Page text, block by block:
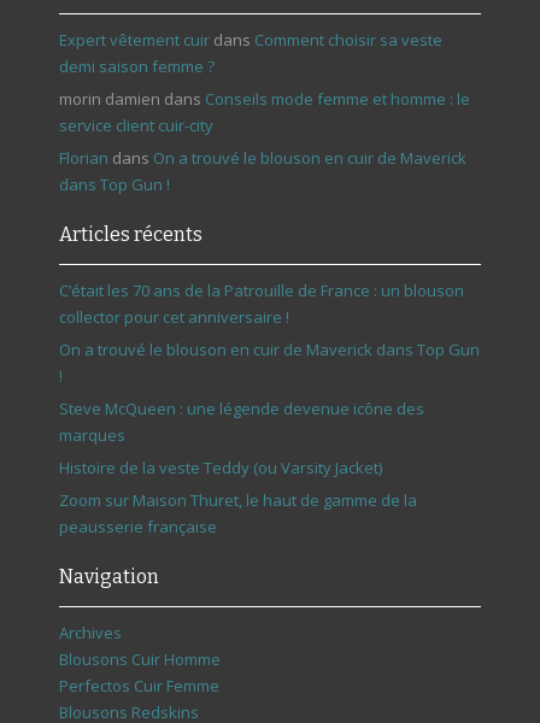
Expert vêtement cuirdans Comment choisir sa veste
demi saison femme ?
morin damien dans Conseils mode femme et homme : le
service client cuir-city
Florian dans On a trouvé le blouson en cuir de Maverick
dans Top Gun !
Articles récents
C’était les 70 ans de la Patrouille de France : un blouson
collector pour cet anniversaire !
On a trouvé le blouson en cuir de Maverick dans Top Gun
!
Steve McQueen : une légende devenue icône des
marques
Histoire de la veste Teddy (ou Varsity Jacket)
Zoom sur Maison Thuret, le haut de gamme de la
peausserie française
Navigation
Archives
Blousons Cuir Homme
Perfectos Cuir Femme
Blousons Redskins